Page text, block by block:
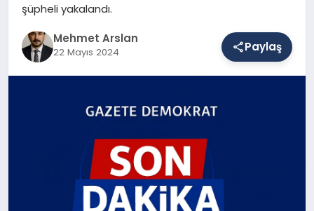
SAĞLIK
şüpheli yakalandı.
Mehmet Arslan
22 Mayıs 2024 Paylaş